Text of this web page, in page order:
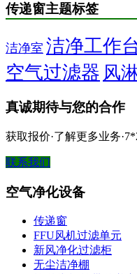
传递窗主题标签
洁净室 洁净工作
空气过滤器 风
真诚期待与您的合作
获取报价·了解更多业务
联系我们
空气净化设备
传递窗
FFU风机过滤单元
新风净化过滤柜
无尘洁净棚